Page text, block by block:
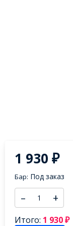
1 930₽
Бар: Под заказ
– +
Итого: 1 930₽